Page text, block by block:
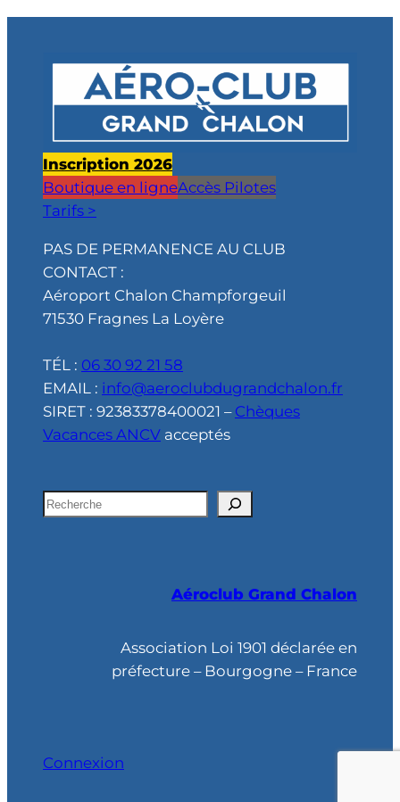
Inscription 2026
Boutique en ligneAccès Pilotes
Tarifs >
PAS DE PERMANENCE AU CLUB
CONTACT :
Aéroport Chalon Champforgeuil
71530 Fragnes La Loyère
TÉL : 06 30 92 21 58
EMAIL : info@aeroclubdugrandchalon.fr
SIRET : 92383378400021 – Chèques
Vacances ANCV acceptés
R
Aéroclub Grand Chalon
Association Loi 1901 déclarée en
préfecture – Bourgogne – France
Connexion